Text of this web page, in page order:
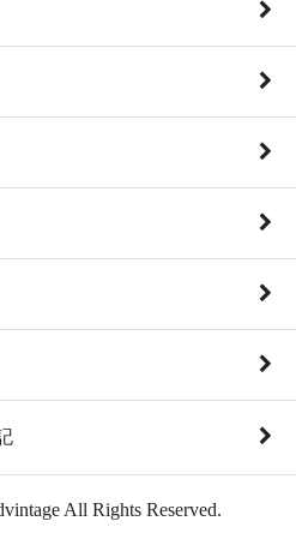
All Rights Reserved.